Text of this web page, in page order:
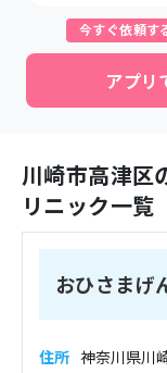
今すぐ依頼す
アプリ
川崎市高津区
リニック一覧
おひさまげ
住所 神奈川県川